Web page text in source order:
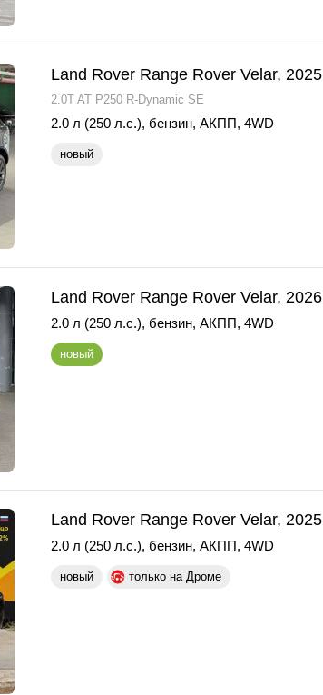
Land Rover Range Rover Velar, 2025
2.0T AT P250 R-Dynamic SE
2.0 л (250 л.с.), бензин, АКПП, 4WD
новый
Land Rover Range Rover Velar, 2026
2.0 л (250 л.с.), бензин, АКПП, 4WD
новый
Land Rover Range Rover Velar, 2025
2.0 л (250 л.с.), бензин, АКПП, 4WD
новый только на Дроме